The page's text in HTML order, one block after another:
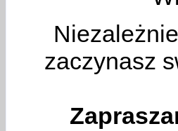
zaczynasz